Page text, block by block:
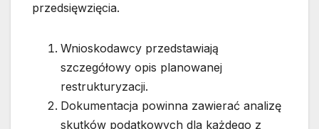
przedsięwzięcia.
Wnioskodawcy przedstawiają
szczegółowy opis planowanej
restrukturyzacji.
Dokumentacja powinna zawierać analizę
skutków podatkowych dla każdego z